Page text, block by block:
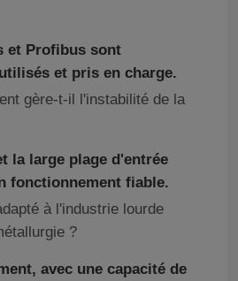
et Profibus sont
et pris en charge.
gère-t-il l'instabilité de la
la large plage d'entrée
fonctionnement fiable.
à l'industrie lourde
?
avec une capacité de